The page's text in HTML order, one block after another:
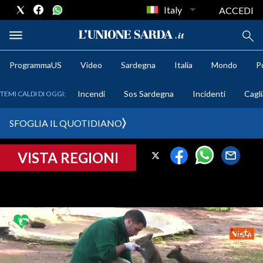
VIDEO
CAGLIARI
PROVINCIA DI CAGLIARI
SULCIS IGLESIENTE
Italy ACCEDI
ProgrammaUS Video Sardegna Italia Mondo
TEMI CALDI DI OGGI: Incendi Sos Sardegna Incidenti
SFOGLIA IL QUOTIDIANO
VISTA REGIONI